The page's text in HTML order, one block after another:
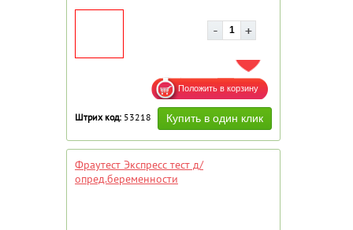
ДОБАВИТЬ В ИЗБРАННОЕ
Штрих код: 53218
Фраутест Экспресс тест д/
опред.беременности